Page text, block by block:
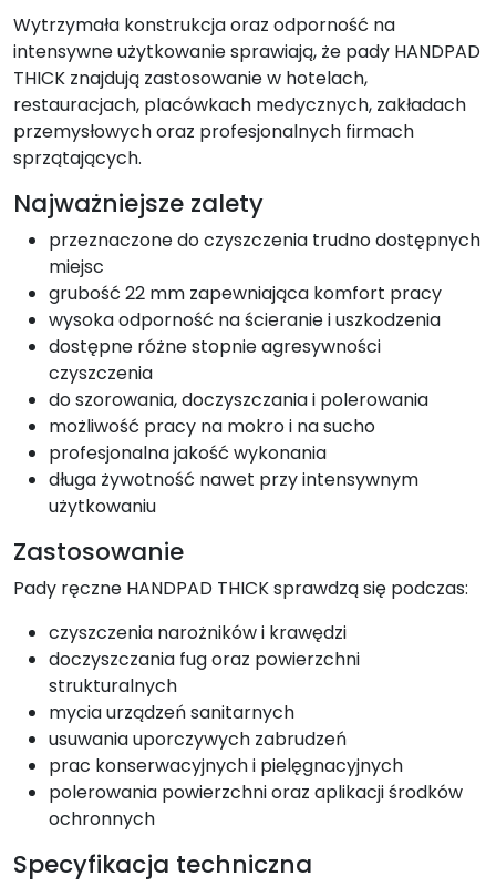
Wytrzymała konstrukcja oraz odporność na
intensywne użytkowanie sprawiają, że pady HANDPAD
THICK znajdują zastosowanie w hotelach,
restauracjach, placówkach medycznych, zakładach
przemysłowych oraz profesjonalnych firmach
sprzątających.
Najważniejsze zalety
przeznaczone do czyszczenia trudno dostępnych
miejsc
grubość 22 mm zapewniająca komfort pracy
wysoka odporność na ścieranie i uszkodzenia
dostępne różne stopnie agresywności
czyszczenia
do szorowania, doczyszczania i polerowania
możliwość pracy na mokro i na sucho
profesjonalna jakość wykonania
długa żywotność nawet przy intensywnym
użytkowaniu
Zastosowanie
Pady ręczne HANDPAD THICK sprawdzą się podczas:
czyszczenia narożników i krawędzi
doczyszczania fug oraz powierzchni
strukturalnych
mycia urządzeń sanitarnych
usuwania uporczywych zabrudzeń
prac konserwacyjnych i pielęgnacyjnych
polerowania powierzchni oraz aplikacji środków
ochronnych
Specyfikacja techniczna